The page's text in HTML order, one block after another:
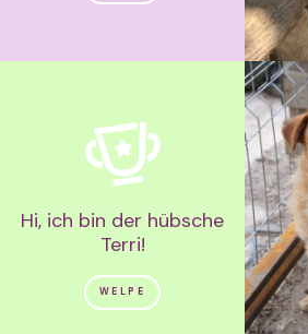
Hi, ich bin der hübsche
Terri!
WELPE